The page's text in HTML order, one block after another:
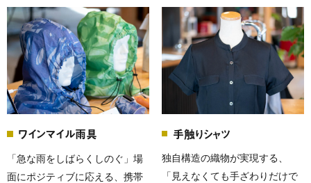
ワインマイル雨具
「急な雨をしばらくしのぐ」場
面にポジティブに応える、携帯
手触りシャツ
独自構造の織物が実現する、
「見えなくても手ざわりだけで